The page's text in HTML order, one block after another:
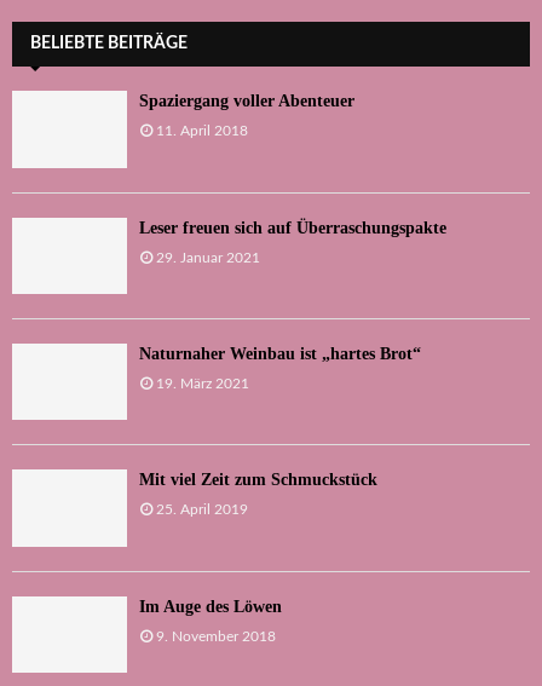
BELIEBTE BEITRÄGE
Spaziergang voller Abenteuer
11. April 2018
Leser freuen sich auf Überraschungspakte
29. Januar 2021
Naturnaher Weinbau ist „hartes Brot“
19. März 2021
Mit viel Zeit zum Schmuckstück
25. April 2019
Im Auge des Löwen
9. November 2018